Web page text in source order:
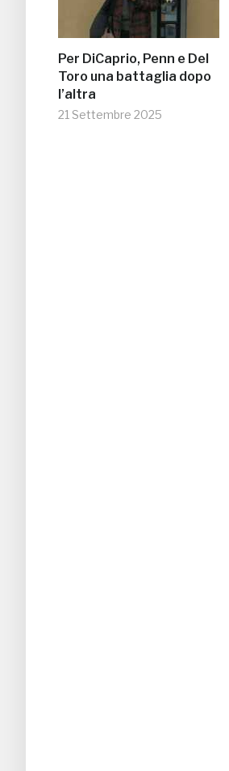
Per DiCaprio, Penn e Del
Toro una battaglia dopo
l’altra
21 Settembre 2025